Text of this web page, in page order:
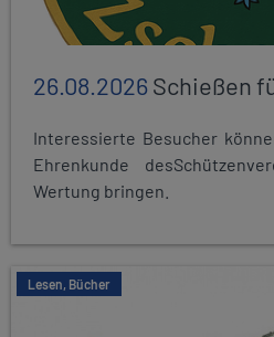
26.08.2026Schießen
Interessierte Besucher
Ehrenkunde
Wertung bringen.
Lesen, Bücher